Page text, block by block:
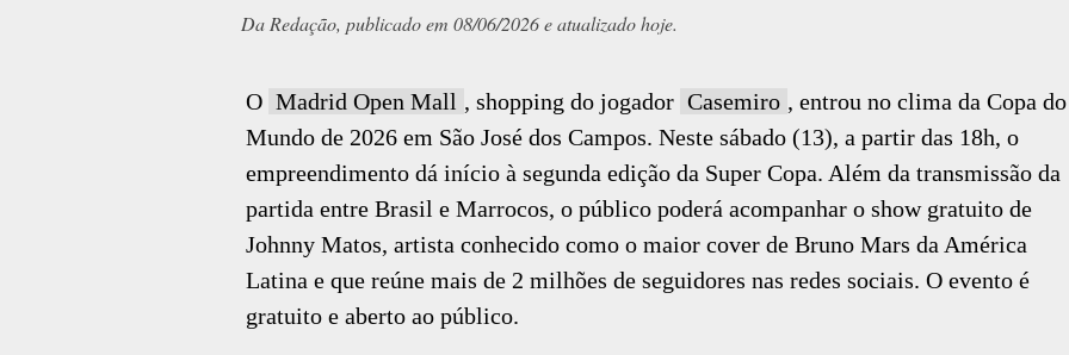
Da Redação, publicado em 08/06/2026 e atualizado hoje.
O Madrid Open Mall , shopping do jogador Casemiro , entrou no clima da Copa do
Mundo de 2026 em São José dos Campos. Neste sábado (13), a partir das 18h, o
empreendimento dá início à segunda edição da Super Copa. Além da transmissão da
partida entre Brasil e Marrocos, o público poderá acompanhar o show gratuito de
Johnny Matos, artista conhecido como o maior cover de Bruno Mars da América
Latina e que reúne mais de 2 milhões de seguidores nas redes sociais. O evento é
gratuito e aberto ao público.